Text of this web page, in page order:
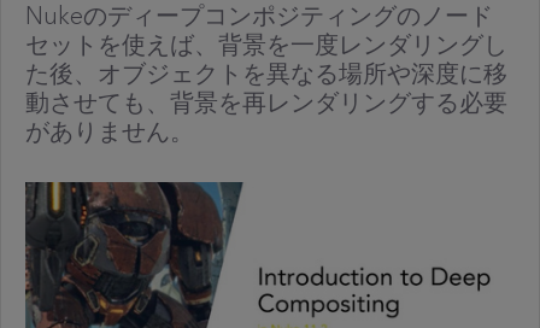
Nukeのディープコンポジティングのノード
セットを使えば、背景を一度レンダリングし
た後、オブジェクトを異なる場所や深度に移
動させても、背景を再レンダリングする必要
がありません。